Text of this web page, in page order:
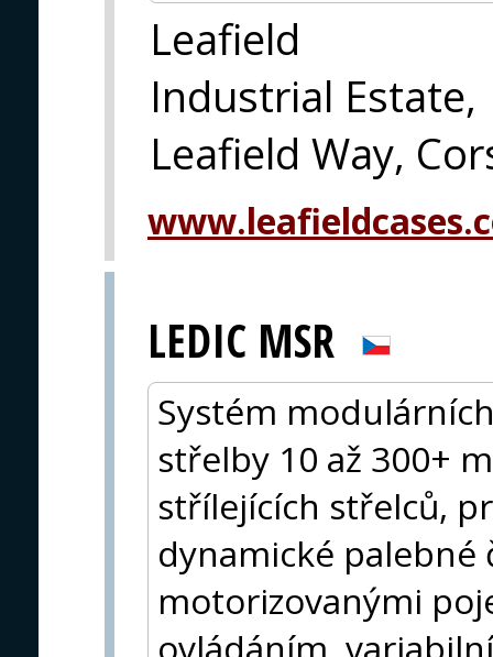
Leafield
Industrial Estate,
Leafield Way,
LEDIC MSR
Systém
střelby 10 až 300+
střílejících střelců,
dynamické palebné
motorizovanými